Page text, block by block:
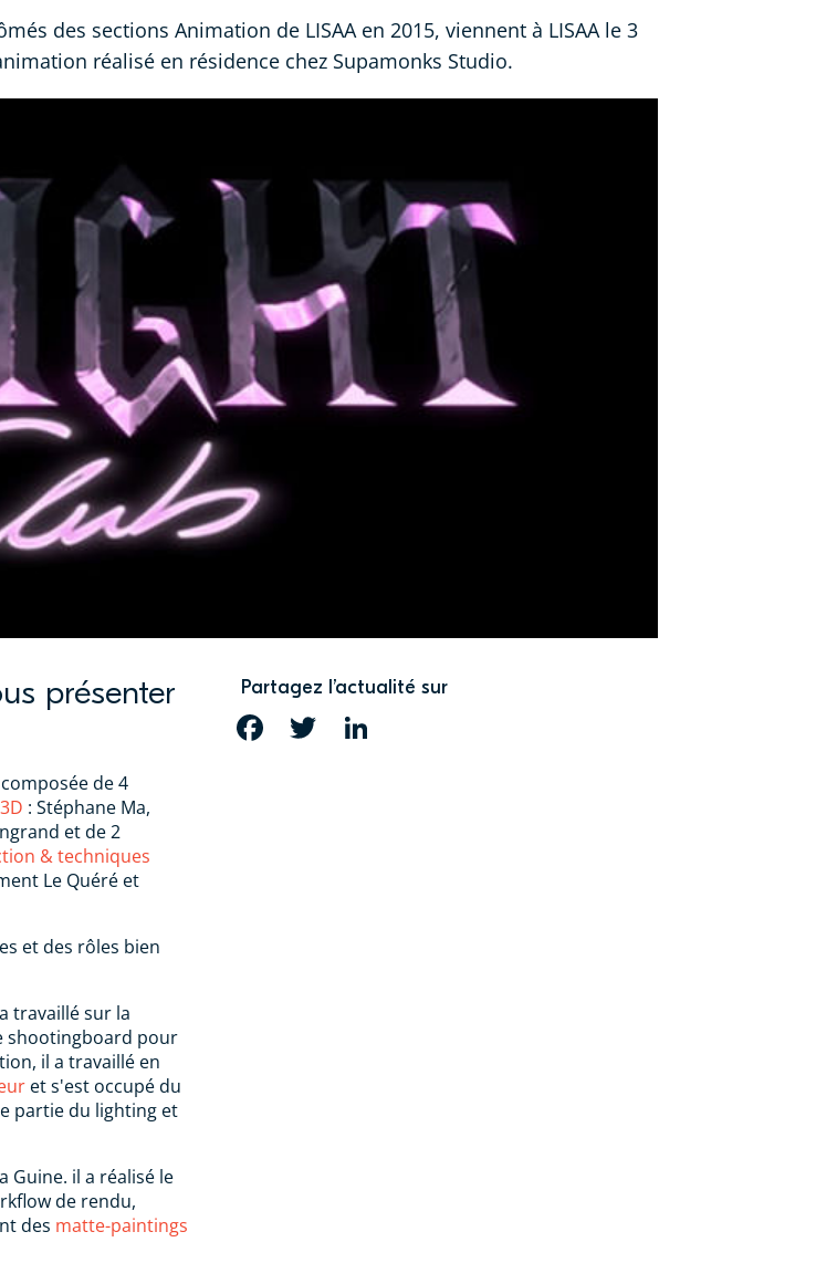
des sections Animation de LISAA en 2015, viennent à LISAA le 3
réalisé en résidence chez Supamonks Studio.
présenter
de 4
: Stéphane Ma,
et de 2
& techniques
Le Quéré et
et des rôles bien
travaillé sur la
shootingboard pour
il a travaillé en
et s'est occupé du
partie du lighting et
Guine. il a réalisé le
de rendu,
des matte-paintings
Partagez l’actualité sur
FACEBOOKTWITTER